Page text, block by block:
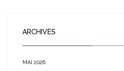
ARCHIVES
MAI 2026